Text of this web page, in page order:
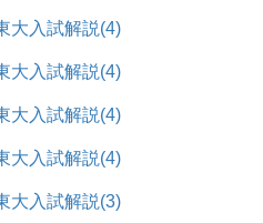
大入試解説(4)
大入試解説(4)
大入試解説(4)
大入試解説(4)
大入試解説(3)